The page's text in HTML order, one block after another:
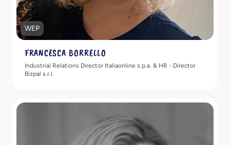
WEP
FRANCESCA BORRELLO
Industrial Relations Director Italiaonline s.p.a. & HR - Director
Bizpal s.r.l.